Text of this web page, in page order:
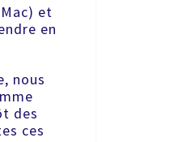
et
en
nous
des
ces